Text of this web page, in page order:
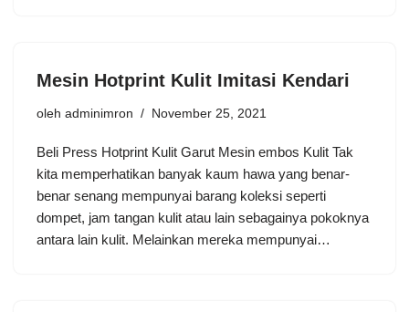
Mesin Hotprint Kulit Imitasi Kendari
oleh adminimron November 25, 2021
Beli Press Hotprint Kulit Garut Mesin embos Kulit Tak
kita memperhatikan banyak kaum hawa yang benar-
benar senang mempunyai barang koleksi seperti
dompet, jam tangan kulit atau lain sebagainya pokoknya
antara lain kulit. Melainkan mereka mempunyai…